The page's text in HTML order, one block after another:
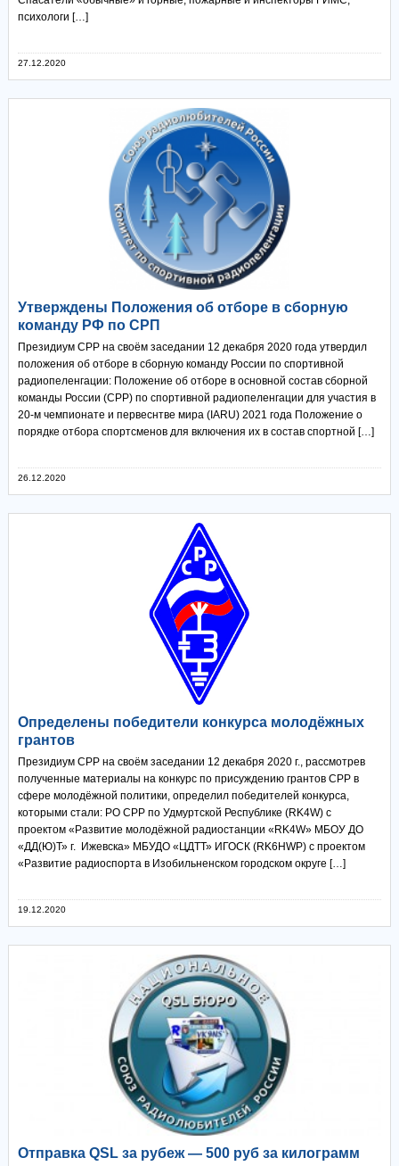
психологи […]
27.12.2020
Утверждены Положения об отборе в сборную
команду РФ по СРП
Президиум СРР на своём заседании 12 декабря 2020 года утвердил
положения об отборе в сборную команду России по спортивной
радиопеленгации: Положение об отборе в основной состав сборной
команды России (СРР) по спортивной радиопеленгации для участия в
20-м чемпионате и первеснтве мира (IARU) 2021 года Положение о
порядке отбора спортсменов для включения их в состав спортной […]
26.12.2020
Определены победители конкурса молодёжных
грантов
Президиум СРР на своём заседании 12 декабря 2020 г., рассмотрев
полученные материалы на конкурс по присуждению грантов СРР в
сфере молодёжной политики, определил победителей конкурса,
которыми стали: РО СРР по Удмурт­ской Республике (RK4W) с
проектом «Развитие молодёжной радиостанции «RK4W» МБОУ ДО
«ДД(Ю)Т» г. Ижевска» МБУДО «ЦДТТ» ИГОСК (RK6HWP) с проектом
«Развитие радиоспорта в Изобильненском городском округе […]
19.12.2020
Отправка QSL за рубеж — 500 руб за килограмм